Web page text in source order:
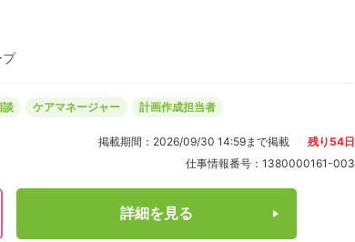
当対象求人/月額10,000
プ
談 ケアマネージャー 計画作成担当者
掲載期間： 2026/09/30 14:59まで掲載 残り 54日
仕事情報番号： 1380000161-003
詳細を見る